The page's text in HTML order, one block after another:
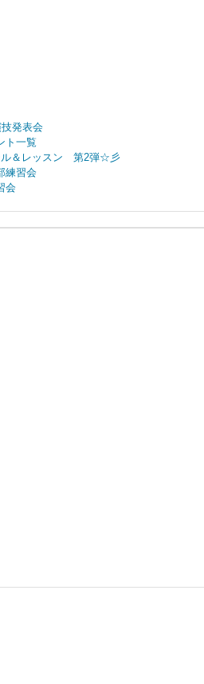
発表会
ト一覧
ル＆レッスン 第2弾☆彡
練習会
会